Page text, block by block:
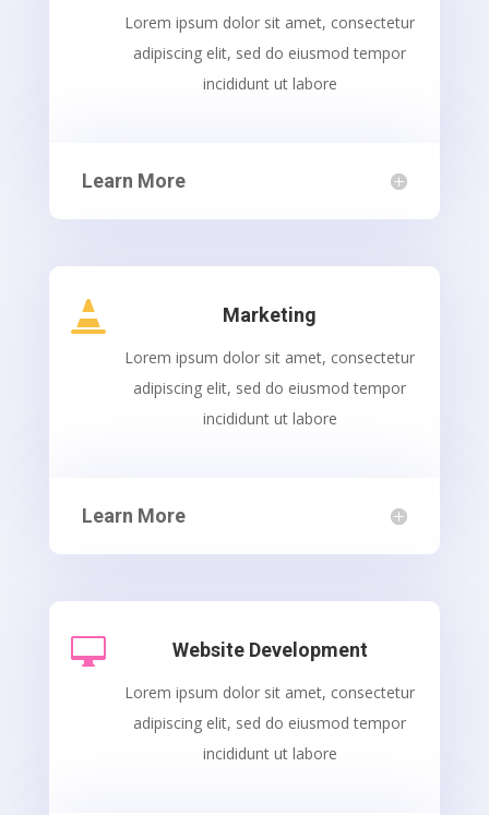
Lorem ipsum dolor sit amet, consectetur
adipiscing elit, sed do eiusmod tempor
incididunt ut labore
Learn More
 Marketing
Lorem ipsum dolor sit amet, consectetur
adipiscing elit, sed do eiusmod tempor
incididunt ut labore
Learn More
 Website Development
Lorem ipsum dolor sit amet, consectetur
adipiscing elit, sed do eiusmod tempor
incididunt ut labore